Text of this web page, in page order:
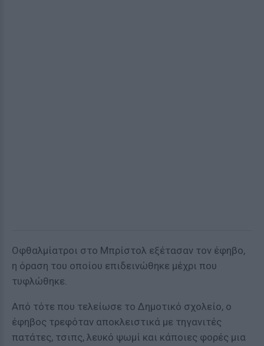
Οφθαλμίατροι στο Μπρίστολ εξέτασαν τον έφηβο,
η όραση του οποίου επιδεινώθηκε μέχρι που
τυφλώθηκε.
Από τότε που τελείωσε το Δημοτικό σχολείο, ο
έφηβος τρεφόταν αποκλειστικά με τηγανιτές
πατάτες, τσιπς, λευκό ψωμί και κάποιες φορές μια